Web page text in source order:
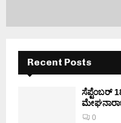
Recent Posts
ಸೆಪ್ಟೆಂಬರ್
0